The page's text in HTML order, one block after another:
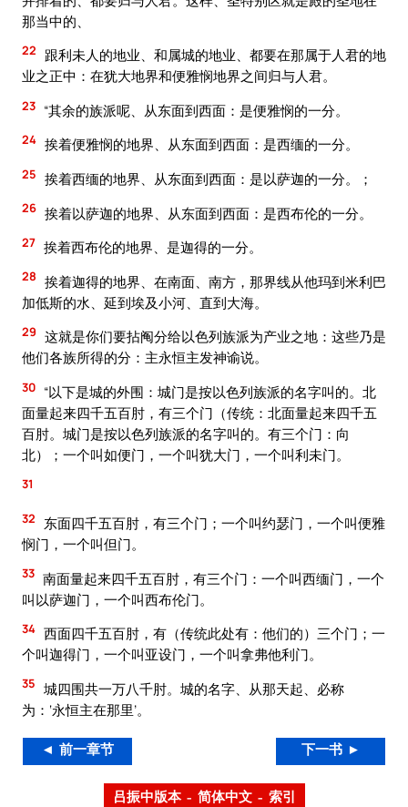
那当中的、
22
跟利未人的地业、和属城的地业、都要在那属于人君的地
业之正中：在犹大地界和便雅悯地界之间归与人君。
23 “其余的族派呢、从东面到西面：是便雅悯的一分。
24 挨着便雅悯的地界、从东面到西面：是西缅的一分。
25 挨着西缅的地界、从东面到西面：是以萨迦的一分。；
26 挨着以萨迦的地界、从东面到西面：是西布伦的一分。
27 挨着西布伦的地界、是迦得的一分。
28 挨着迦得的地界、在南面、南方，那界线从他玛到米利巴
加低斯的水、延到埃及小河、直到大海。
29 这就是你们要拈阄分给以色列族派为产业之地：这些乃是
他们各族所得的分：主永恒主发神谕说。
30 “以下是城的外围：城门是按以色列族派的名字叫的。北
面量起来四千五百肘，有三个门（传统：北面量起来四千五
百肘。城门是按以色列族派的名字叫的。有三个门：向
北）；一个叫如便门，一个叫犹大门，一个叫利未门。
31
32
东面四千五百肘，有三个门；一个叫约瑟门，一个叫便雅
悯门，一个叫但门。
33 南面量起来四千五百肘，有三个门：一个叫西缅门，一个
叫以萨迦门，一个叫西布伦门。
34 西面四千五百肘，有（传统此处有：他们的）三个门；一
个叫迦得门，一个叫亚设门，一个叫拿弗他利门。
35 城四围共一万八千肘。城的名字、从那天起、必称
为：‘永恒主在那里’。
◄ 前一章节 下一书 ►
吕振中版本 – 简体中文 – 索引